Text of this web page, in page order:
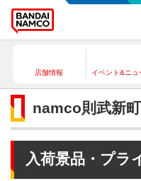
店舗情報 イベント&ニュ
namco則武新
入荷景品・プラ